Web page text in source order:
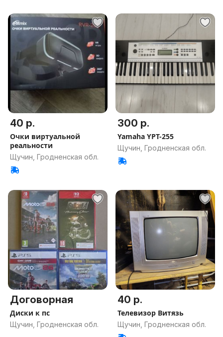
40 р.
Очки виртуальной
реальности
Щучин, Гродненская обл.
300 р.
Yamaha YPT-255
Щучин, Гродненская обл.
Договорная
Диски к пс
Щучин, Гродненская обл.
40 р.
Телевизор Витязь
Щучин, Гродненская обл.